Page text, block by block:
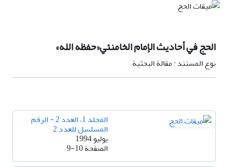
الحج في أحاديث الإمام الخامنئي«حفظه الله»
نوع المستند : مقالة البحثية
المجلد 1، العدد 2 - الرقم
المسلسل للعدد 2
يوليو 1994
الصفحة9-10